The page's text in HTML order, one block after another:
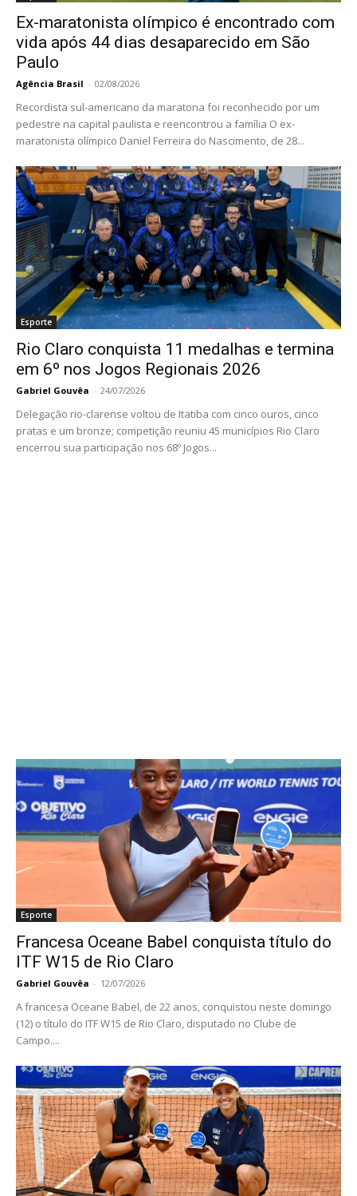
Ex-maratonista olímpico é encontrado com
vida após 44 dias desaparecido em São
Paulo
Agência Brasil - 02/08/2026
Recordista sul-americano da maratona foi reconhecido por um
pedestre na capital paulista e reencontrou a família O ex-
maratonista olímpico Daniel Ferreira do Nascimento, de 28...
Esporte
Rio Claro conquista 11 medalhas e termina
em 6º nos Jogos Regionais 2026
Gabriel Gouvêa - 24/07/2026
Delegação rio-clarense voltou de Itatiba com cinco ouros, cinco
pratas e um bronze; competição reuniu 45 municípios Rio Claro
encerrou sua participação nos 68º Jogos...
Esporte
Francesa Oceane Babel conquista título do
ITF W15 de Rio Claro
Gabriel Gouvêa - 12/07/2026
A francesa Oceane Babel, de 22 anos, conquistou neste domingo
(12) o título do ITF W15 de Rio Claro, disputado no Clube de
Campo....